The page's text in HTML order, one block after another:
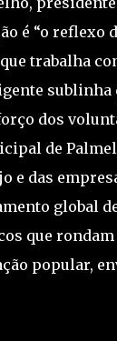
é “o reflexo
trabalha
dos
de
e das
global
que
popular,